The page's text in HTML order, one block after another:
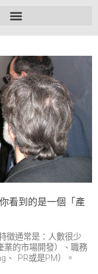
看到的是一個「產
徵通常是：人數很少
業的市場開發）、職務
、 PR或是PM）。